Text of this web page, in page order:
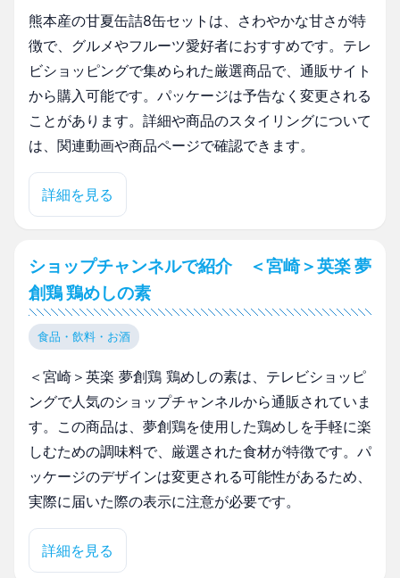
熊本産の甘夏缶詰8缶セットは、さわやかな甘さが特
徴で、グルメやフルーツ愛好者におすすめです。テレ
ビショッピングで集められた厳選商品で、通販サイト
から購入可能です。パッケージは予告なく変更される
ことがあります。詳細や商品のスタイリングについて
は、関連動画や商品ページで確認できます。
詳細を見る
ショップチャンネルで紹介 ＜宮崎＞英楽 夢
創鶏 鶏めしの素
食品・飲料・お酒
＜宮崎＞英楽 夢創鶏 鶏めしの素は、テレビショッピ
ングで人気のショップチャンネルから通販されていま
す。この商品は、夢創鶏を使用した鶏めしを手軽に楽
しむための調味料で、厳選された食材が特徴です。パ
ッケージのデザインは変更される可能性があるため、
実際に届いた際の表示に注意が必要です。
詳細を見る